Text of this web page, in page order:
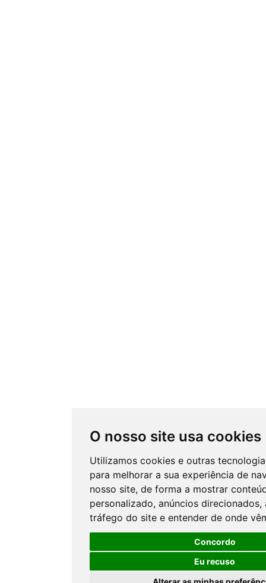
O nosso site usa cookies
Utilizamos cookies e outras
para melhorar a sua experiência de
nosso site, de forma a mostrar
personalizado, anúncios direcionados,
tráfego do site e entender de onde
Concordo
Eu recuso